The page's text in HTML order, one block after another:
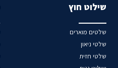
שילוט חוץ
שלטים מוארים
שלטי ניאון
שלטי חזית